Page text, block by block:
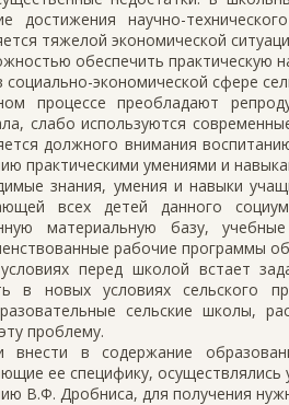
достижения научно-
тяжелой экономической
обеспечить практическую
социально-экономической сфере
процессе преобладают
слабо используются
должного внимания
практическими умениями и
знания, умения и навыки
всех детей данного
материальную базу,
рабочие программы
перед школой встает
в новых условиях сельского
сельские школы,
проблему.
внести в содержание
ее специфику, осуществлялись
В.Ф. Дробниса, для получения